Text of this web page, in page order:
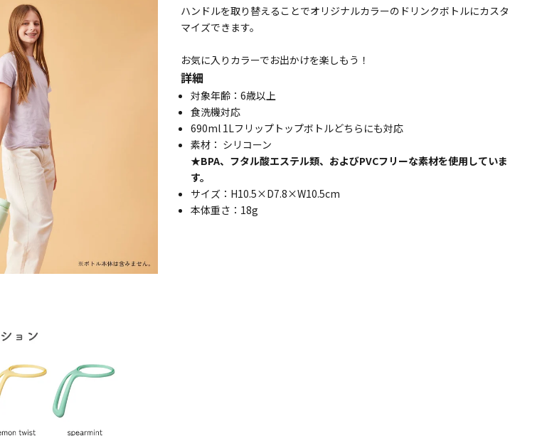
ハンドルを取り替えることでオリジナルカラーのドリンクボトルにカスタ
マイズできます。
お気に入りカラーでお出かけを楽しもう！
詳細
対象年齢：6歳以上
食洗機対応
690ml 1Lフリップトップボトルどちらにも対応
素材： シリコーン
★BPA、フタル酸エステル類、およびPVCフリーな素材を使用していま
す。
サイズ：H10.5×D7.8×W10.5cm
本体重さ：18g